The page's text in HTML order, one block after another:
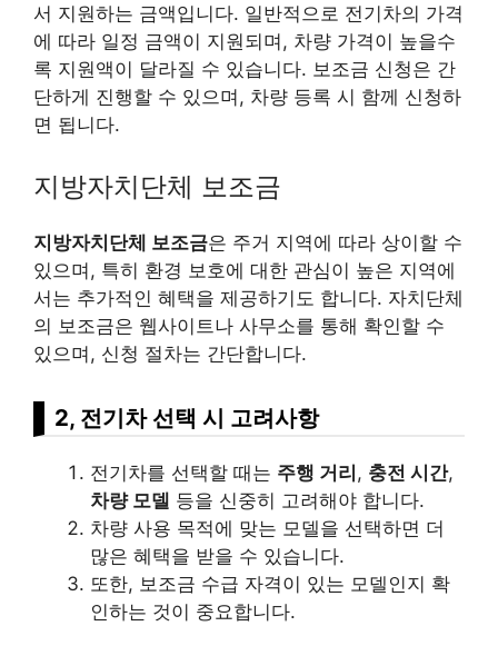
서 지원하는 금액입니다. 일반적으로 전기차의 가격
에 따라 일정 금액이 지원되며, 차량 가격이 높을수
록 지원액이 달라질 수 있습니다. 보조금 신청은 간
단하게 진행할 수 있으며, 차량 등록 시 함께 신청하
면 됩니다.
지방자치단체 보조금
지방자치단체 보조금은 주거 지역에 따라 상이할 수
있으며, 특히 환경 보호에 대한 관심이 높은 지역에
서는 추가적인 혜택을 제공하기도 합니다. 자치단체
의 보조금은 웹사이트나 사무소를 통해 확인할 수
있으며, 신청 절차는 간단합니다.
2, 전기차 선택 시 고려사항
전기차를 선택할 때는 주행 거리 , 충전 시간,
차량 모델 등을 신중히 고려해야 합니다.
차량 사용 목적에 맞는 모델을 선택하면 더
많은 혜택을 받을 수 있습니다.
또한, 보조금 수급 자격이 있는 모델인지 확
인하는 것이 중요합니다.